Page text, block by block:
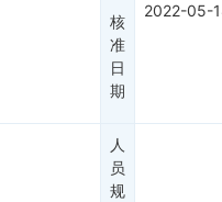
核
准
日
期
2022-05-
人
员
规